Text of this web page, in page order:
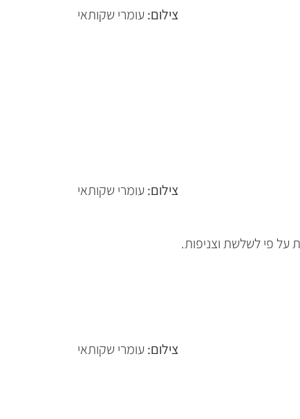
צילום:עומרי שקותאי
צילום:עומרי שקותאי
על פי לשלשת וצניפות.
צילום:עומרי שקותאי